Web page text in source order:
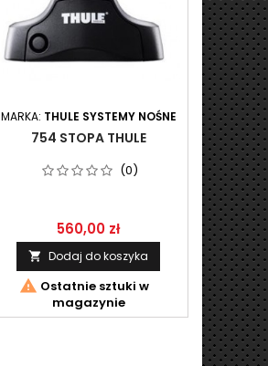
MARKA: THULE SYSTEMY NOŚNE
754 STOPA THULE
(0)
560,00 zł
 Dodaj do koszyka
 Ostatnie sztuki w
magazynie